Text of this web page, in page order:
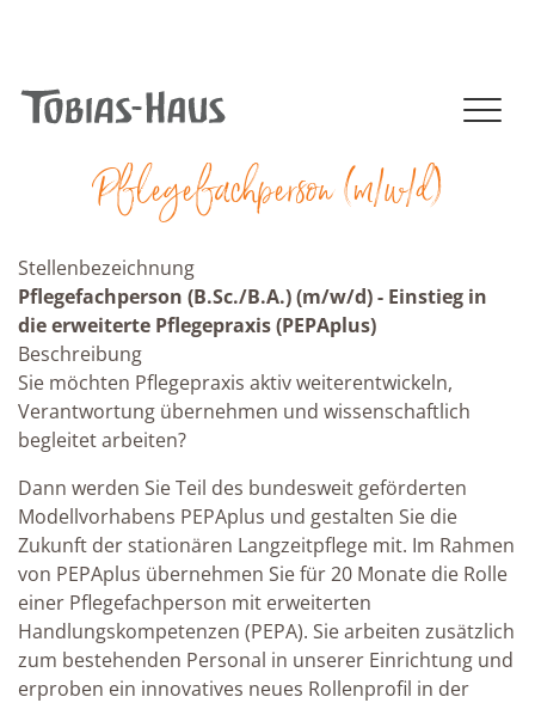
NAVIGATION (MOBILE)
+49 (0)41 02 - 806 - 0
Pflegefachperson (m/w/d)
Stellenbezeichnung
Pflegefachperson (B.Sc./B.A.) (m/w/d) - Einstieg in
die erweiterte Pflegepraxis (PEPAplus)
Beschreibung
Sie möchten Pflegepraxis aktiv weiterentwickeln,
Verantwortung übernehmen und wissenschaftlich
begleitet arbeiten?
Dann werden Sie Teil des bundesweit geförderten
Modellvorhabens PEPAplus und gestalten Sie die
Zukunft der stationären Langzeitpflege mit. Im Rahmen
von PEPAplus übernehmen Sie für 20 Monate die Rolle
einer Pflegefachperson mit erweiterten
Handlungskompetenzen (PEPA). Sie arbeiten zusätzlich
zum bestehenden Personal in unserer Einrichtung und
erproben ein innovatives neues Rollenprofil in der